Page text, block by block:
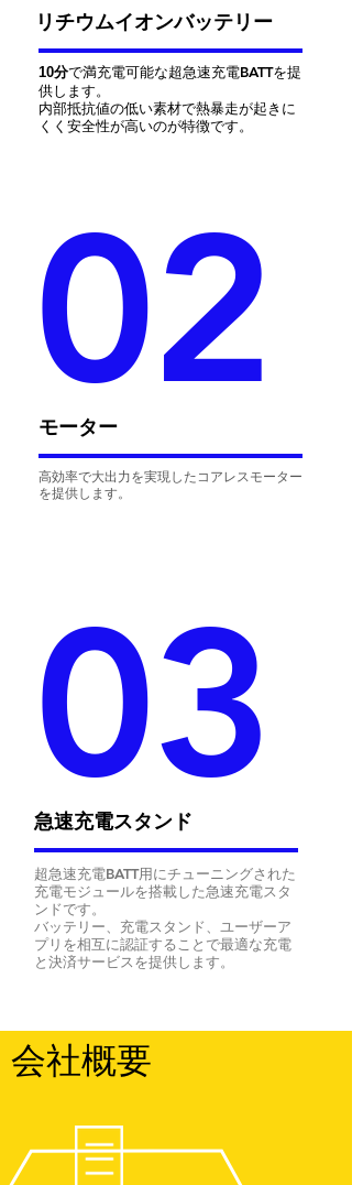
​リチウムイオンバッテリー
10分で満充電可能な超急速充電BATTを提
供します。
内部抵抗値の低い素材で熱暴走が起きに
くく安全性が高いのが特徴です。
02
​モーター
高効率で大出力を実現したコアレスモーター
を提供します。
03
急速充電スタンド
超急速充電BATT用にチューニングされた
充電モジュールを搭載した急速充電スタ
ンドです。
バッテリー、充電スタンド、ユーザーア
プリを相互に認証することで最適な充電
と決済サービスを提供します。
会社概要